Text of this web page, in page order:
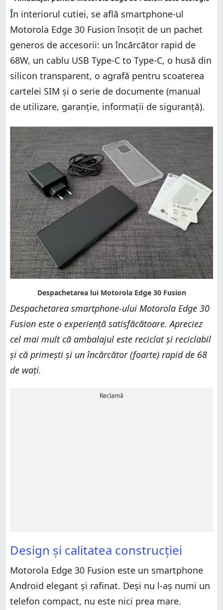
În interiorul cutiei, se află smartphone-ul
Motorola Edge 30 Fusion însoțit de un pachet
generos de accesorii: un încărcător rapid de
68W, un cablu USB Type-C to Type-C, o husă din
silicon transparent, o agrafă pentru scoaterea
cartelei SIM și o serie de documente (manual
de utilizare, garanție, informații de siguranță).
Despachetarea smartphone-ului Motorola Edge 30
Fusion este o experiență satisfăcătoare. Apreciez
cel mai mult că ambalajul este reciclat și reciclabil
și că primești și un încărcător (foarte) rapid de 68
de wați.
Reclamă
Design și calitatea construcției
Motorola Edge 30 Fusion este un smartphone
Android elegant și rafinat. Deși nu l-aș numi un
telefon compact, nu este nici prea mare.